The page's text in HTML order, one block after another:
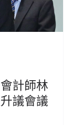
計師林
議會議